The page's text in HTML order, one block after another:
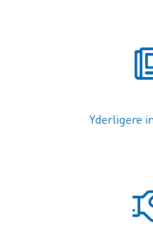
Yderligere